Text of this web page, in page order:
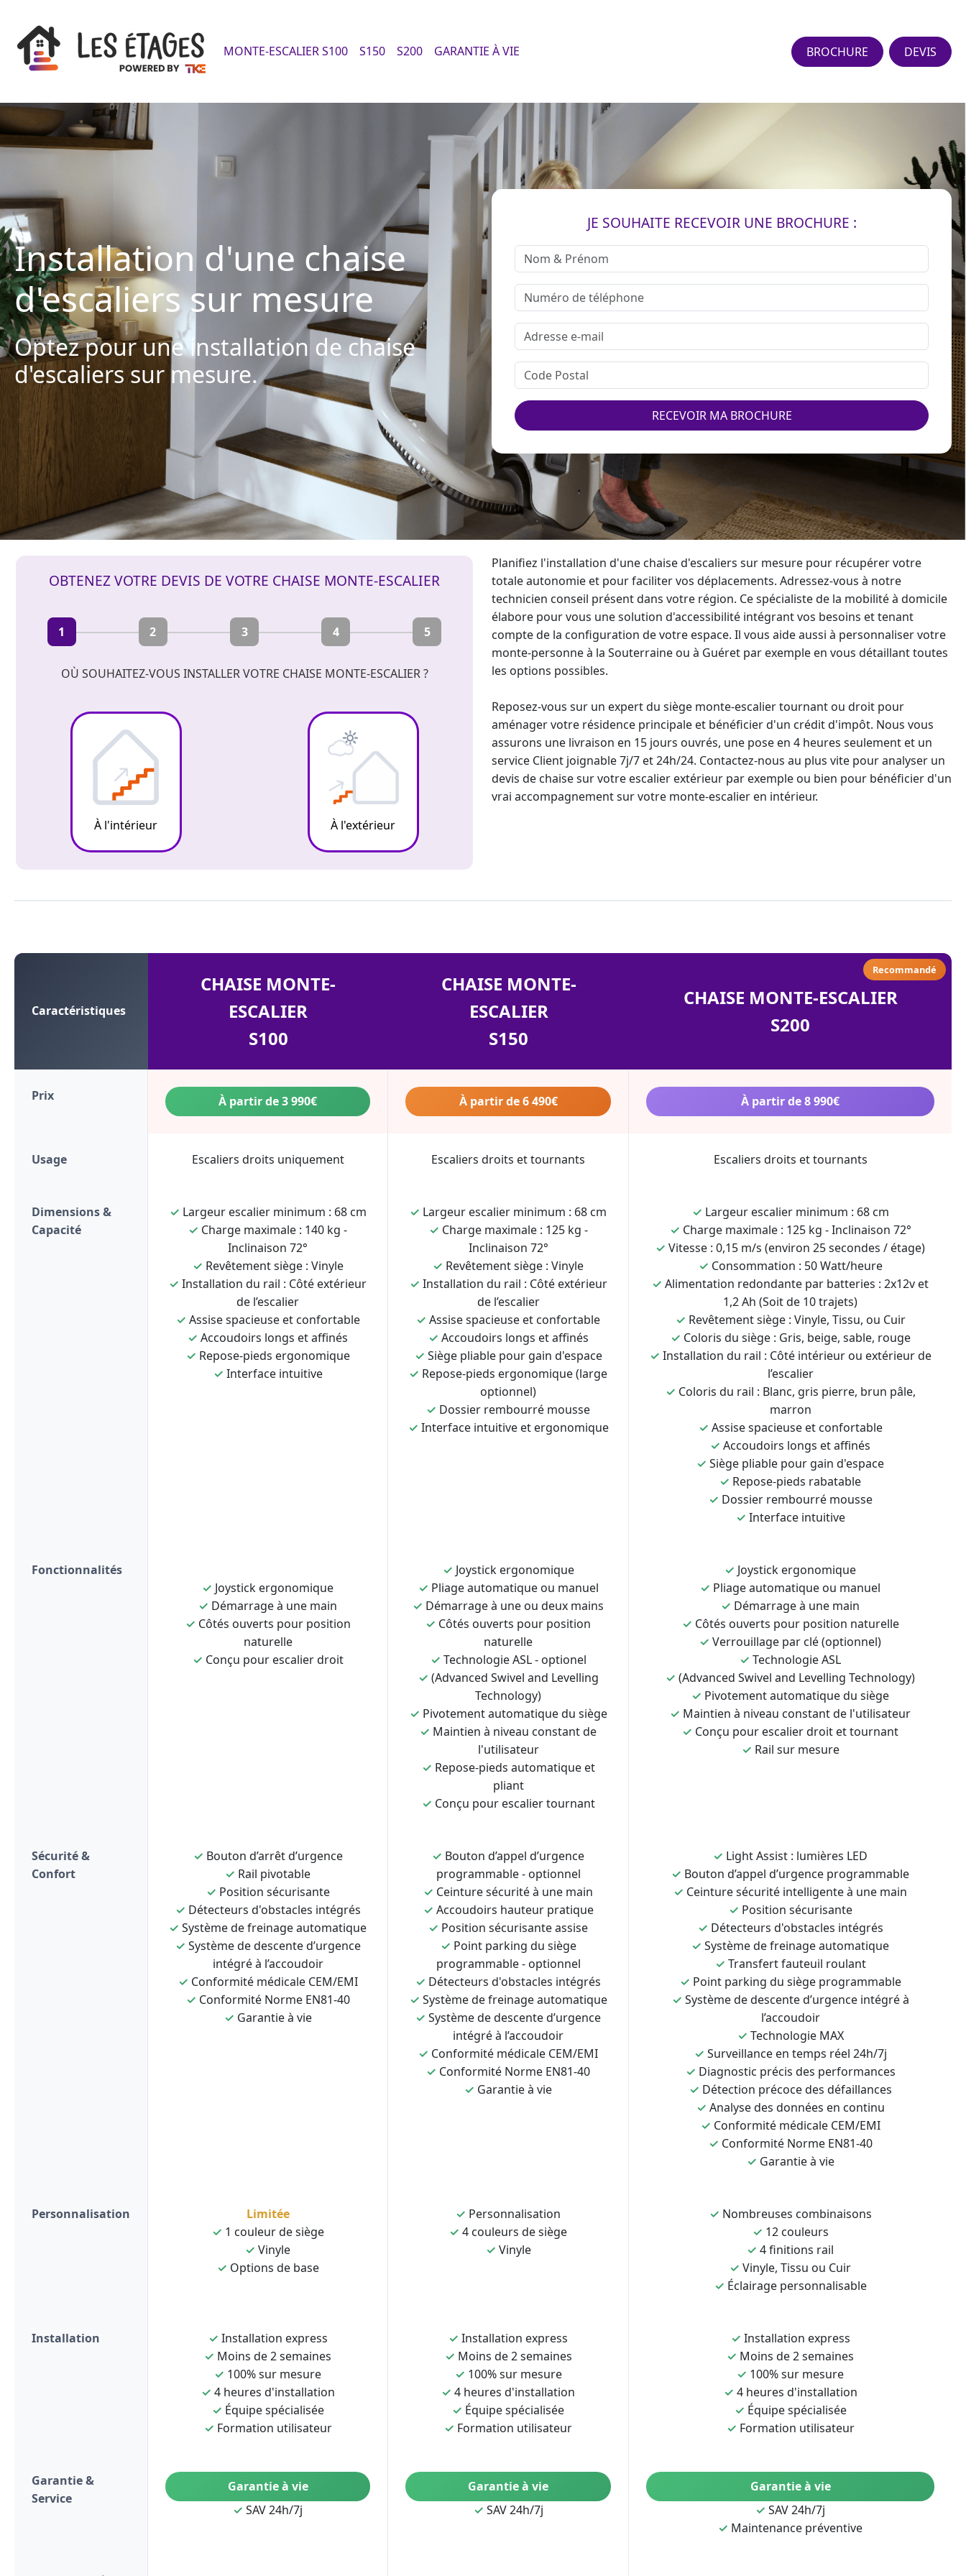
MONTE-ESCALIER S100 S150 S200 GARANTIE À VIE BROCHURE DEVIS
Installation d'une chaise
d'escaliers sur mesure
Optez pour une installation de chaise
d'escaliers sur mesure.
JE SOUHAITE RECEVOIR UNE BROCHURE :
RECEVOIR MA BROCHURE
OBTENEZ VOTRE DEVIS DE VOTRE CHAISE MONTE-ESCALIER
1 2 3 4 5
OÙ SOUHAITEZ-VOUS INSTALLER VOTRE CHAISE MONTE-ESCALIER ?
À l'intérieur À l'extérieur
Planifiez l'installation d'une chaise d'escaliers sur mesure pour récupérer votre
totale autonomie et pour faciliter vos déplacements. Adressez-vous à notre
technicien conseil présent dans votre région. Ce spécialiste de la mobilité à domicile
élabore pour vous une solution d'accessibilité intégrant vos besoins et tenant
compte de la configuration de votre espace. Il vous aide aussi à personnaliser votre
monte-personneà la Souterraine ou à Guéret par exemple en vous détaillant toutes
les options possibles.
Reposez-vous sur un expert du siège monte-escalier tournant ou droit pour
aménager votre résidence principale et bénéficier d'un crédit d'impôt. Nous vous
assurons une livraison en 15 jours ouvrés, une pose en 4 heures seulement et un
service Client joignable 7j/7 et 24h/24. Contactez-nous au plus vite pour analyser un
devis de chaise sur votre escalier extérieur par exemple ou bien pour bénéficier d'un
vrai accompagnement sur votre monte-escalier en intérieur.
Caractéristiques
CHAISE MONTE-
ESCALIER
S100
CHAISE MONTE-
ESCALIER
S150
CHAISE MONTE-ESCALIER
S200
Recommandé
Prix À partir de 3 990€ À partir de 6 490€ À partir de 8 990€
Usage Escaliers droits uniquement Escaliers droits et tournants Escaliers droits et tournants
Dimensions &
Capacité
✓ Largeur escalier minimum : 68 cm
✓ Charge maximale : 140 kg -
Inclinaison 72°
✓ Revêtement siège : Vinyle
✓ Installation du rail : Côté extérieur
de l’escalier
✓ Assise spacieuse et confortable
✓ Accoudoirs longs et affinés
✓ Repose-pieds ergonomique
✓ Interface intuitive
✓ Largeur escalier minimum : 68 cm
✓ Charge maximale : 125 kg -
Inclinaison 72°
✓ Revêtement siège : Vinyle
✓ Installation du rail : Côté extérieur
de l’escalier
✓ Assise spacieuse et confortable
✓ Accoudoirs longs et affinés
✓ Siège pliable pour gain d'espace
✓ Repose-pieds ergonomique (large
optionnel)
✓ Dossier rembourré mousse
✓ Interface intuitive et ergonomique
✓ Largeur escalier minimum : 68 cm
✓ Charge maximale : 125 kg - Inclinaison 72°
✓ Vitesse : 0,15 m/s (environ 25 secondes / étage)
✓ Consommation : 50 Watt/heure
✓ Alimentation redondante par batteries : 2x12v et
1,2 Ah (Soit de 10 trajets)
✓ Revêtement siège : Vinyle, Tissu, ou Cuir
✓ Coloris du siège : Gris, beige, sable, rouge
✓ Installation du rail : Côté intérieur ou extérieur de
l’escalier
✓ Coloris du rail : Blanc, gris pierre, brun pâle,
marron
✓ Assise spacieuse et confortable
✓ Accoudoirs longs et affinés
✓ Siège pliable pour gain d'espace
✓ Repose-pieds rabatable
✓ Dossier rembourré mousse
✓ Interface intuitive
Fonctionnalités
✓ Joystick ergonomique
✓ Démarrage à une main
✓ Côtés ouverts pour position
naturelle
✓ Conçu pour escalier droit
✓ Joystick ergonomique
✓ Pliage automatique ou manuel
✓ Démarrage à une ou deux mains
✓ Côtés ouverts pour position
naturelle
✓ Technologie ASL - optionel
✓ (Advanced Swivel and Levelling
Technology)
✓ Pivotement automatique du siège
✓ Maintien à niveau constant de
l'utilisateur
✓ Repose-pieds automatique et
pliant
✓ Conçu pour escalier tournant
✓ Joystick ergonomique
✓ Pliage automatique ou manuel
✓ Démarrage à une main
✓ Côtés ouverts pour position naturelle
✓ Verrouillage par clé (optionnel)
✓ Technologie ASL
✓ (Advanced Swivel and Levelling Technology)
✓ Pivotement automatique du siège
✓ Maintien à niveau constant de l'utilisateur
✓ Conçu pour escalier droit et tournant
✓ Rail sur mesure
Sécurité &
Confort
✓ Bouton d’arrêt d’urgence
✓ Rail pivotable
✓ Position sécurisante
✓ Détecteurs d'obstacles intégrés
✓ Système de freinage automatique
✓ Système de descente d’urgence
intégré à l’accoudoir
✓ Conformité médicale CEM/EMI
✓ Conformité Norme EN81-40
✓ Garantie à vie
✓ Bouton d’appel d’urgence
programmable - optionnel
✓ Ceinture sécurité à une main
✓ Accoudoirs hauteur pratique
✓ Position sécurisante assise
✓ Point parking du siège
programmable - optionnel
✓ Détecteurs d'obstacles intégrés
✓ Système de freinage automatique
✓ Système de descente d’urgence
intégré à l’accoudoir
✓ Conformité médicale CEM/EMI
✓ Conformité Norme EN81-40
✓ Garantie à vie
✓ Light Assist : lumières LED
✓ Bouton d’appel d’urgence programmable
✓ Ceinture sécurité intelligente à une main
✓ Position sécurisante
✓ Détecteurs d'obstacles intégrés
✓ Système de freinage automatique
✓ Transfert fauteuil roulant
✓ Point parking du siège programmable
✓ Système de descente d’urgence intégré à
l’accoudoir
✓ Technologie MAX
✓ Surveillance en temps réel 24h/7j
✓ Diagnostic précis des performances
✓ Détection précoce des défaillances
✓ Analyse des données en continu
✓ Conformité médicale CEM/EMI
✓ Conformité Norme EN81-40
✓ Garantie à vie
Personnalisation
Limitée
✓ 1 couleur de siège
✓ Vinyle
✓ Options de base
✓ Personnalisation
✓ 4 couleurs de siège
✓ Vinyle
✓ Nombreuses combinaisons
✓ 12 couleurs
✓ 4 finitions rail
✓ Vinyle, Tissu ou Cuir
✓ Éclairage personnalisable
Installation ✓ Installation express
✓ Moins de 2 semaines
✓ 100% sur mesure
✓ 4 heures d'installation
✓ Équipe spécialisée
✓ Formation utilisateur
✓ Installation express
✓ Moins de 2 semaines
✓ 100% sur mesure
✓ 4 heures d'installation
✓ Équipe spécialisée
✓ Formation utilisateur
✓ Installation express
✓ Moins de 2 semaines
✓ 100% sur mesure
✓ 4 heures d'installation
✓ Équipe spécialisée
✓ Formation utilisateur
Garantie &
Service
Garantie à vie
✓ SAV 24h/7j
Garantie à vie
✓ SAV 24h/7j
Garantie à vie
✓ SAV 24h/7j
✓ Maintenance préventive